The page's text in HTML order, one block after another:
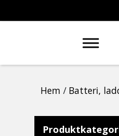
Hem / Batteri,